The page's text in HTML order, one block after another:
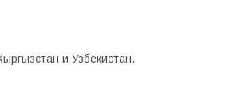
и Узбекистан.